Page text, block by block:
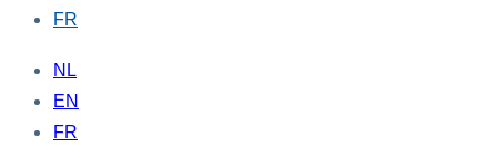
FR
NL
EN
FR